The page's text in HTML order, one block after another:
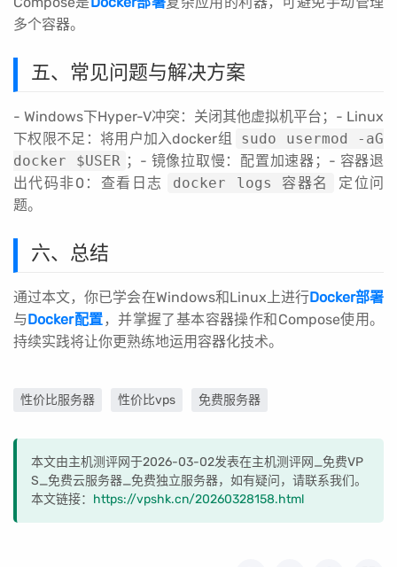
多个容器。
五、常见问题与解决方案
- Windows下Hyper-V冲突：关闭其他虚拟机平台；- Linux
下权限不足：将用户加入docker组
sudo usermod -aG
docker $USER ；- 镜像拉取慢：配置加速器；- 容器退
出代码非0：查看日志
docker logs 容器名
定位问
题。
六、总结
通过本文，你已学会在Windows和Linux上进行Docker部署
与Docker配置 ，并掌握了基本容器操作和Compose使用。
持续实践将让你更熟练地运用容器化技术。
性价比服务器 性价比vps 免费服务器
本文由主机测评网于2026-03-02发表在主机测评网_免费VP
S_免费云服务器_免费独立服务器，如有疑问，请联系我们。
本文链接： https://vpshk.cn/20260328158.html